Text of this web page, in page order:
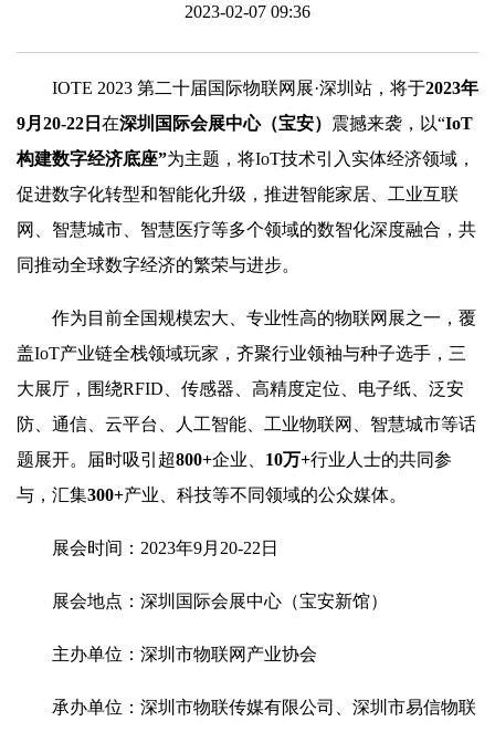
2023-02-07 09:36
IOTE 2023 第二十届国际物联网展·深圳站，将于2023年
9月20-22日 在深圳国际会展中心（宝安） 震撼来袭，以“IoT
构建数字经济底座”为主题，将IoT技术引入实体经济领域，
促进数字化转型和智能化升级，推进智能家居、工业互联
网、智慧城市、智慧医疗等多个领域的数智化深度融合，共
同推动全球数字经济的繁荣与进步。
作为目前全国规模宏大、专业性高的物联网展之一，覆
盖IoT产业链全栈领域玩家，齐聚行业领袖与种子选手，三
大展厅，围绕RFID、传感器、高精度定位、电子纸、泛安
防、通信、云平台、人工智能、工业物联网、智慧城市等话
题展开。届时吸引超800+企业、 10万+行业人士的共同参
与，汇集300+产业、科技等不同领域的公众媒体。
展会时间：2023年9月20-22日
展会地点：深圳国际会展中心（宝安新馆）
主办单位：深圳市物联网产业协会
承办单位：深圳市物联传媒有限公司、深圳市易信物联